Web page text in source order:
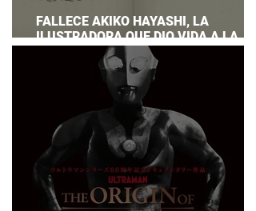
FALLECE AKIKO HAYASHI, LA
ILUSTRADORA QUE DIO VIDA A LA
NOVELA ORIGINAL DE KIKI'S DELIVERY